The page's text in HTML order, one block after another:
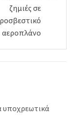
ζημιές σε
αεροπλάνο
υποχρεωτικά